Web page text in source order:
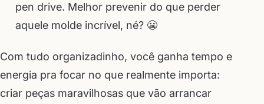
pen drive. Melhor prevenir do que perder
aquele molde incrível, né? 😬
Com tudo organizadinho, você ganha tempo e
energia pra focar no que realmente importa:
criar peças maravilhosas que vão arrancar